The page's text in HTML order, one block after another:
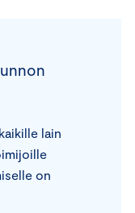
lain
on